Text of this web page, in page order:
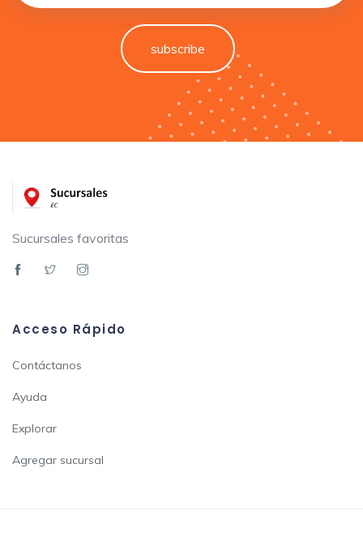
subscribe
Sucursales favoritas
Acceso Rápido
Contáctanos
Ayuda
Explorar
Agregar sucursal